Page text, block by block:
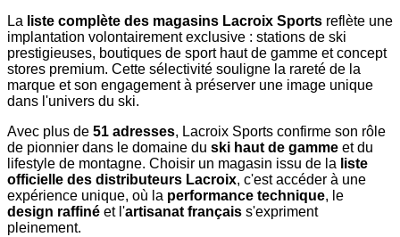
La liste complète des magasins Lacroix Sports reflète une
implantation volontairement exclusive : stations de ski
prestigieuses, boutiques de sport haut de gamme et concept
stores premium. Cette sélectivité souligne la rareté de la
marque et son engagement à préserver une image unique
dans l'univers du ski.
Avec plus de 51 adresses, Lacroix Sports confirme son rôle
de pionnier dans le domaine du ski haut de gamme et du
lifestyle de montagne. Choisir un magasin issu de la liste
officielle des distributeurs Lacroix, c'est accéder à une
expérience unique, où la performance technique, le
design raffiné et l'artisanat français s'expriment
pleinement.